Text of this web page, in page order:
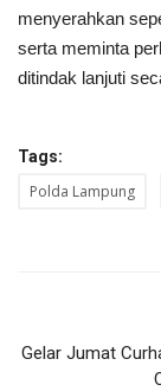
menyerahkan
serta meminta
ditindak lanjuti
Tags:
Polda Lampung
Gelar Jumat